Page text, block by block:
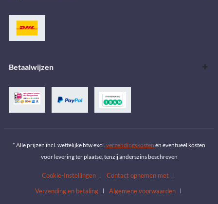
Betaalwijzen
* Alle prijzen incl. wettelijke btw excl. verzendingskosten en eventueel kosten
voor levering ter plaatse, tenzij anderszins beschreven
Cookie-Instellingen
Contact opnemen met
Verzending en betaling
Algemene voorwaarden